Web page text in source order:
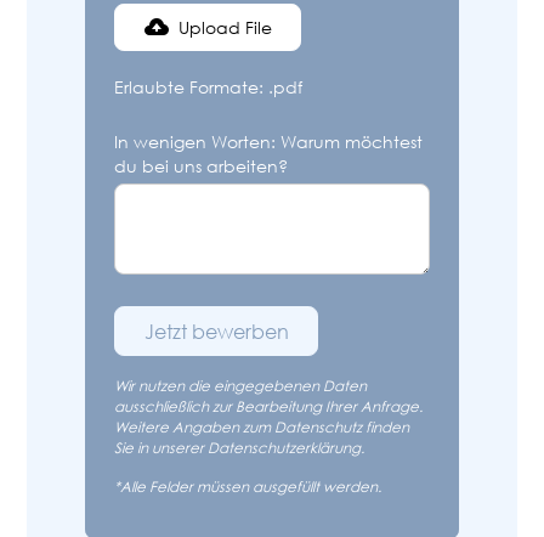
Upload File
Erlaubte Formate: .pdf
In wenigen Worten: Warum möchtest
du bei uns arbeiten?
Wir nutzen die eingegebenen Daten
ausschließlich zur Bearbeitung Ihrer Anfrage.
Weitere Angaben zum Datenschutz finden
Sie in unsererDatenschutzerklärung.
*Alle Felder müssen ausgefüllt werden.